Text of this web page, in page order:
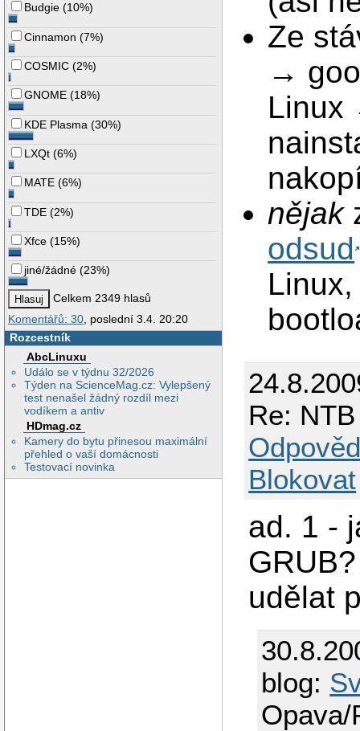
Budgie (10%)
Cinnamon (7%)
COSMIC (2%)
GNOME (18%)
KDE Plasma (30%)
LXQt (6%)
MATE (6%)
TDE (2%)
Xfce (15%)
jiné/žádné (23%)
Celkem 2349 hlasů
Komentářů: 30 , poslední 3.4. 20:20
Rozcestník
AbcLinuxu
Událo se v týdnu 32/2026
Týden na ScienceMag.cz: Vylepšený
test nenašel žádný rozdíl mezi
vodíkem a antiv
HDmag.cz
Kamery do bytu přinesou maximální
přehled o vaší domácnosti
Testovací novinka
Ze
→
Linux
nějak
odsud
Re:
Blokovat
ad. 1 -
udělat
blog:
Opava/